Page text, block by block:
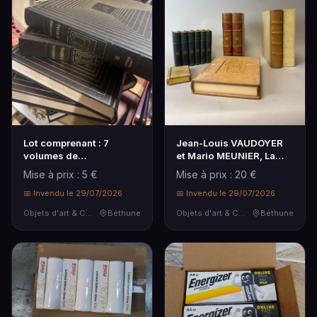
Lot comprenant : 7
volumes de
l'Encyclopédie
Universelle BORDAS
dont sciences pures,
géographie... On joint 7
volumes...
Mise à prix : 5 €
📅 Invendu le 29/07/2026
Objets d'art & Curiosités
Béthune
Jean-Louis VAUDOYER
et Mario MEUNIER, La
mythologie - I. Les dieux
et les héros II. La
légende dorée des dieux
Mise à prix : 20 €
📅 Invendu le 29/07/2026
Objets d'art & Curiosités
Béthune